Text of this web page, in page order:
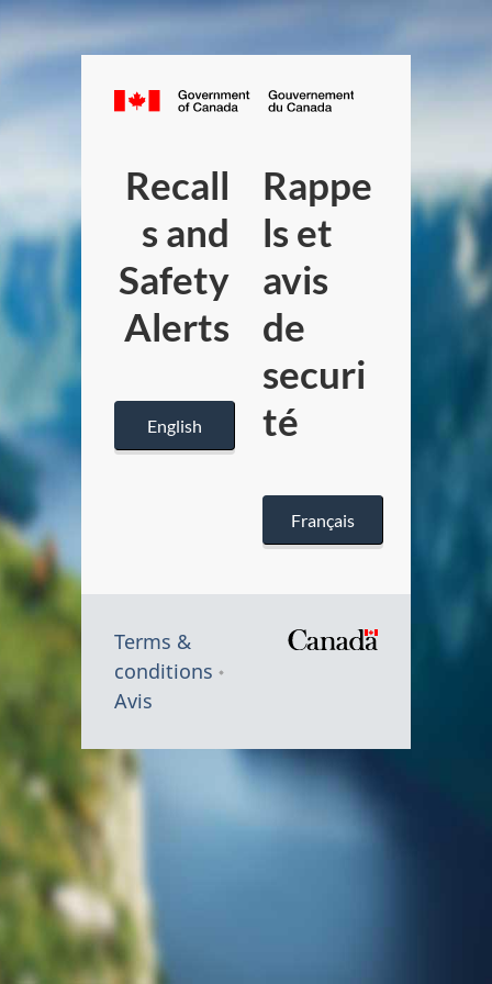
C
a
n
a
d
a
.
c
Recall
s and
Safety
Alerts
English
Rappe
ls et
avis
de
securi
té
Français
Terms &
conditions
Avis